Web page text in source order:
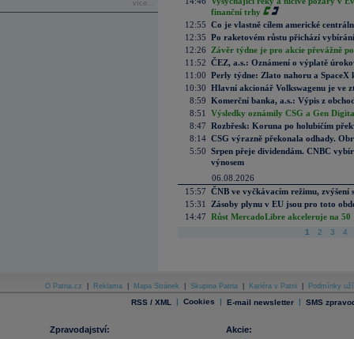
více...
finanční trhy
12:55 Co je vlastně cílem americké
12:35 Po raketovém růstu přichází
12:26
Závěr týdne je pro akcie převážně
11:52 ČEZ, a.s.: Oznámení o výplatě
11:00 Perly týdne: Zlato nahoru a SpaceX
10:30 Hlavní akcionář Volkswagenu je ve
8:59 Komerční banka, a.s.: Výpis z
8:51
Výsledky oznámily CSG a Gen
8:47 Rozbřesk: Koruna po holubičím
8:14 CSG výrazně překonala odhady.
5:50 Srpen přeje dividendám. CNBC
výnosem
06.08.2026
15:57 ČNB ve vyčkávacím režimu, zvýšení
15:31
Zásoby plynu v EU jsou pro toto
14:47 Růst MercadoLibre akceleruje na
1 2 3 4
O Patria.cz Reklama Mapa Stránek Skupina Patria Kariéra v Patrii Podmínky
RSS / XML | Cookies | E-mail newsletter | SMS
Zpravodajství:
Akcie: